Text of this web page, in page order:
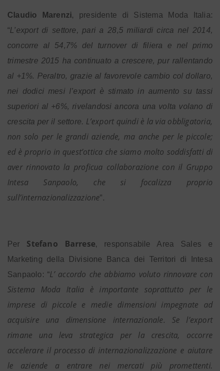
Claudio Marenzi, presidente di Sistema Moda Italia:
“L’export di settore, pari a 28,5 miliardi circa nel 2014,
concorre al 54,7% del turnover di filiera e nel primo
trimestre 2015 ha continuato a crescere, pur rallentando
al +1%. Peraltro, grazie al favorevole cambio col dollaro,
nei dodici mesi l’export è stimato in aumento su tassi
superiori al +6%, rivelandosi ancora una volta volano di
crescita per il settore. L’export quindi è la via obbligatoria,
non solo per le grandi aziende, ma anche per le piccole;
ed è proprio in quest’ottica che siamo molto soddisfatti di
aver rinnovato la proficua collaborazione con il Gruppo
Intesa Sanpaolo, che si focalizza proprio
sull’internazionalizzazione”.
Per Stefano Barrese, responsabile Area Sales e
Marketing della Divisione Banca dei Territori di Intesa
Sanpaolo: “L’ accordo che abbiamo voluto rinnovare con
Sistema Moda Italia è importante soprattutto per le
imprese di piccole e medie dimensioni impegnate ad
acquisire una dimensione internazionale. Se l’export
rimane una leva strategica per la crescita, occorre
accelerare il processo di internazionalizzazione e aiutare
le aziende a entrare nei mercati più promettenti.